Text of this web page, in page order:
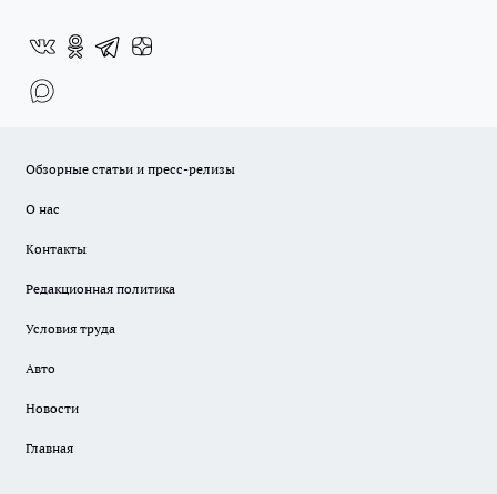
Обзорные статьи и пресс-релизы
О нас
Контакты
Редакционная политика
Условия труда
Авто
Новости
Главная